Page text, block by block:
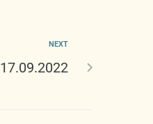
NEXT
17.09.2022